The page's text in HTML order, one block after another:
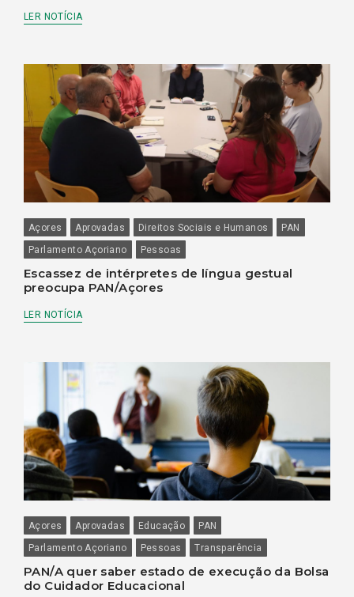
LER NOTÍCIA
Açores Aprovadas Direitos Sociais e Humanos
PAN
Parlamento Açoriano
Pessoas
Escassez de intérpretes de língua gestual
preocupa PAN/Açores
LER NOTÍCIA
Açores Aprovadas Educação
PAN
Parlamento Açoriano
Pessoas Transparência
PAN/A quer saber estado de execução da Bolsa
do Cuidador Educacional